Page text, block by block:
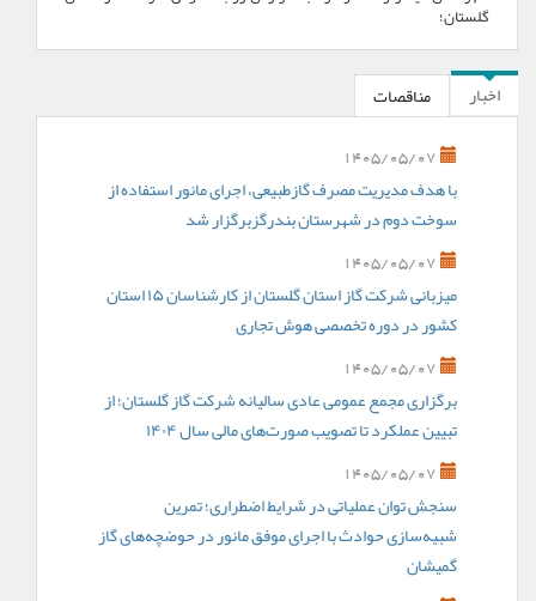
گلستان؛
اخبار مناقصات
1405/05/07
با هدف مدیریت مصرف گازطبیعی، اجرای مانور استفاده از
سوخت دوم در شهرستان بندرگزبرگزار شد
1405/05/07
میزبانی شرکت گاز استان گلستان از کارشناسان ۱۵ استان
کشور در دوره تخصصی هوش تجاری
1405/05/07
برگزاری مجمع عمومی عادی سالیانه شرکت گاز گلستان؛ از
تبیین عملکرد تا تصویب صورت‌های مالی سال ۱۴۰۴
1405/05/07
سنجش توان عملیاتی در شرایط اضطراری؛ تمرین
شبیه‌سازی حوادث با اجرای موفق مانور در حوضچه‌های گاز
گمیشان